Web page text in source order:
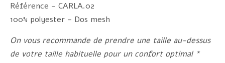
Référence – CARLA.02
100% polyester – Dos mesh
On vous recommande de prendre une taille au-dessus
de votre taille habituelle pour un confort optimal *